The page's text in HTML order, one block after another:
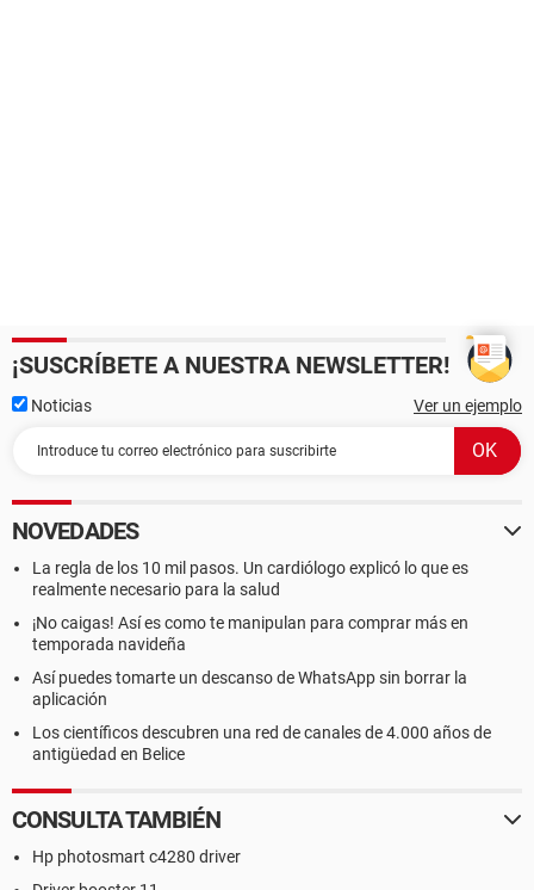
¡SUSCRÍBETE A NUESTRA NEWSLETTER!
Noticias Ver un ejemplo
NOVEDADES
La regla de los 10 mil pasos. Un cardiólogo explicó lo que es
realmente necesario para la salud
¡No caigas! Así es como te manipulan para comprar más en
temporada navideña
Así puedes tomarte un descanso de WhatsApp sin borrar la
aplicación
Los científicos descubren una red de canales de 4.000 años de
antigüedad en Belice
CONSULTA TAMBIÉN
Hp photosmart c4280 driver